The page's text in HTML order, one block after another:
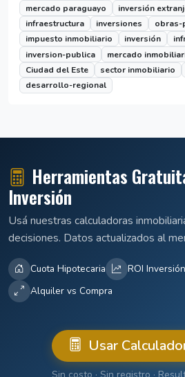
mercado paraguayo
inversión
infraestructura
inversiones
obras-
impuesto inmobiliario
inversión
inversion-publica
mercado
Ciudad del Este
sector inmobiliario
desarrollo-regional
Herramientas
Inversión
Usá nuestras calculadoras
decisiones. Datos actualizados al
Cuota Hipotecaria ROI Inversión
Alquiler vs Compra
Usar